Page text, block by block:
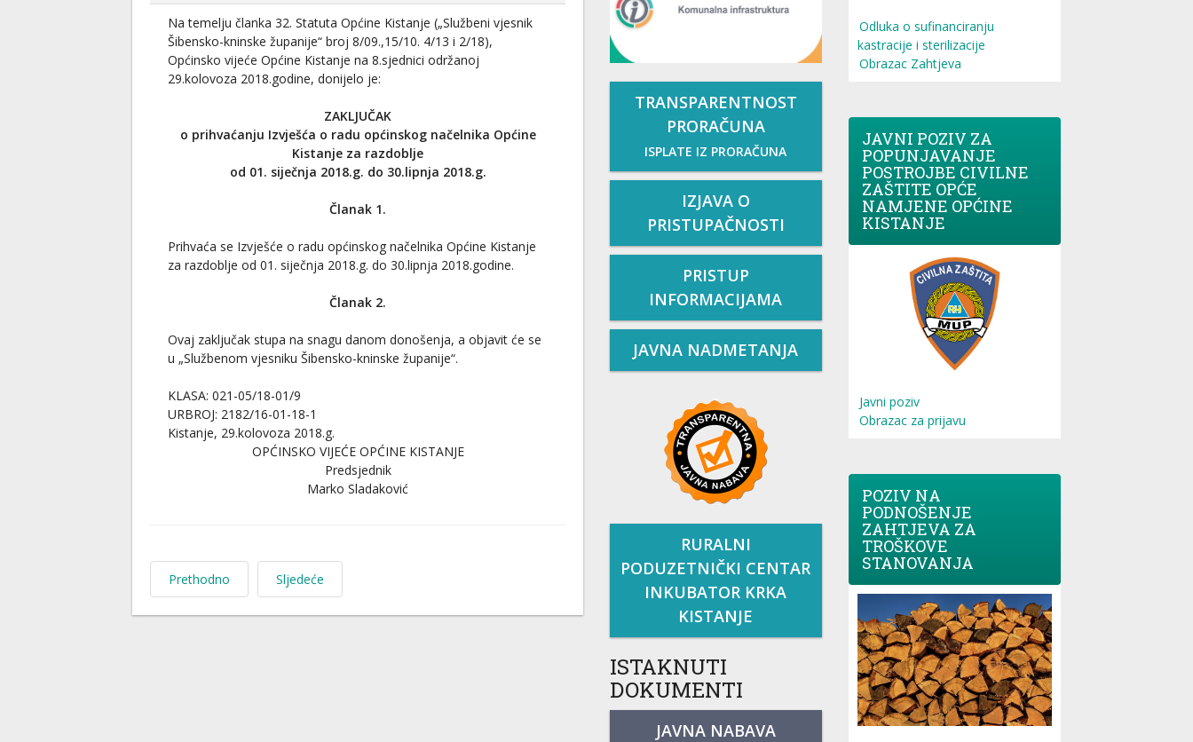
Na temelju članka 32. Statuta Općine Kistanje („Službeni vjesnik
Šibensko-kninske županije“ broj 8/09.,15/10. 4/13 i 2/18),
Općinsko vijeće Općine Kistanje na 8.sjednici održanoj
29.kolovoza 2018.godine, donijelo je:
ZAKLJUČAK
o prihvaćanju Izvješća o radu općinskog načelnika Općine
Kistanje za razdoblje
od 01. siječnja 2018.g. do 30.lipnja 2018.g.
Članak 1.
Prihvaća se Izvješće o radu općinskog načelnika Općine Kistanje
za razdoblje od 01. siječnja 2018.g. do 30.lipnja 2018.godine.
Članak 2.
Ovaj zaključak stupa na snagu danom donošenja, a objavit će se
u „Službenom vjesniku Šibensko-kninske županije“.
KLASA: 021-05/18-01/9
URBROJ: 2182/16-01-18-1
Kistanje, 29.kolovoza 2018.g.
OPĆINSKO VIJEĆE OPĆINE KISTANJE
Predsjednik
Marko Sladaković
Prethodno Sljedeće
TRANSPARENTNOST
PRORAČUNA
ISPLATE IZ PRORAČUNA
IZJAVA O
PRISTUPAČNOSTI
PRISTUP
INFORMACIJAMA
JAVNA NADMETANJA
RURALNI
PODUZETNIČKI CENTAR
INKUBATOR KRKA
KISTANJE
ISTAKNUTI
DOKUMENTI
JAVNA NABAVA
Odluka o sufinanciranju
kastracije i sterilizacije
Obrazac Zahtjeva
JAVNI POZIV ZA
POPUNJAVANJE
POSTROJBE CIVILNE
ZAŠTITE OPĆE
NAMJENE OPĆINE
KISTANJE
Javni poziv
Obrazac za prijavu
POZIV NA
PODNOŠENJE
ZAHTJEVA ZA
TROŠKOVE
STANOVANJA